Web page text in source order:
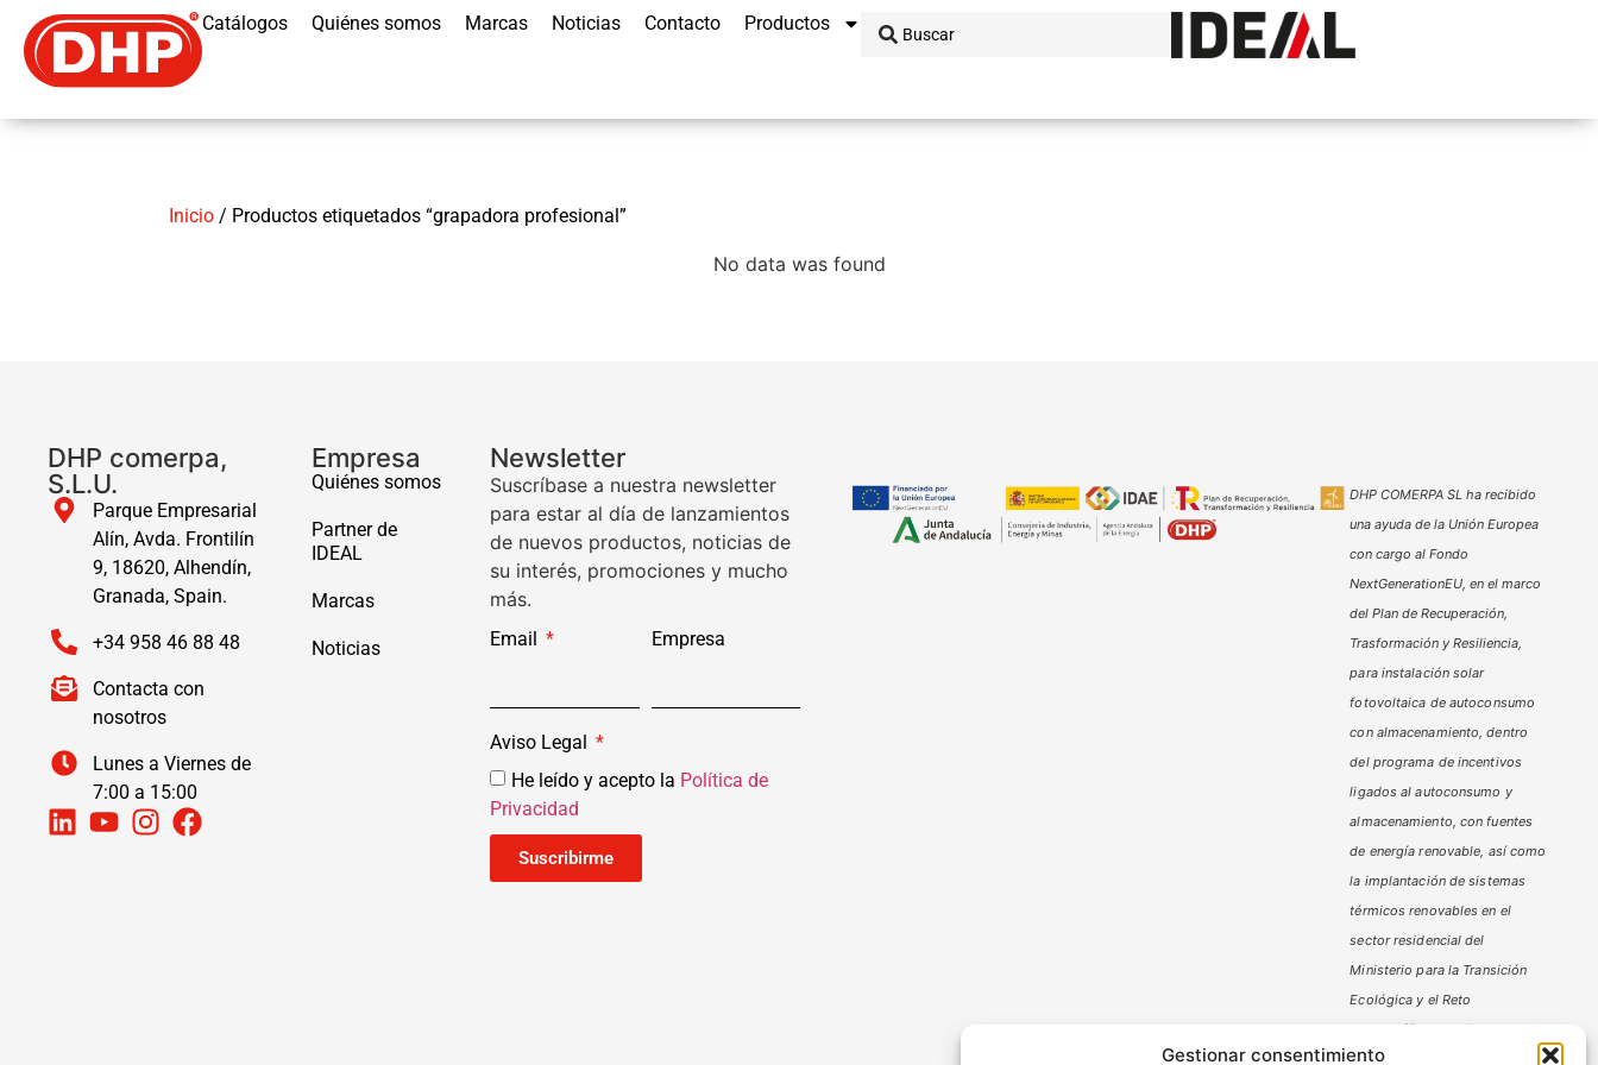
Gestionar consentimiento
Catálogos Quiénes somos Marcas Noticias Contacto Productos
Inicio / Productos etiquetados “grapadora profesional”
No data was found
DHP comerpa,
S.L.U.
Parque Empresarial
Alín, Avda. Frontilín
9, 18620, Alhendín,
Granada, Spain.
+34 958 46 88 48
Contacta con
nosotros
Lunes a Viernes de
7:00 a 15:00
Empresa
Quiénes somos
Partner de
IDEAL
Marcas
Noticias
Newsletter
Suscríbase a nuestra newsletter
para estar al día de lanzamientos
de nuevos productos, noticias de
su interés, promociones y mucho
más.
Email Empresa
Aviso Legal
He leído y acepto la Política de
Privacidad
Suscribirme
DHP COMERPA SL ha recibido
una ayuda de la Unión Europea
con cargo al Fondo
NextGenerationEU, en el marco
del Plan de Recuperación,
Trasformación y Resiliencia,
para instalación solar
fotovoltaica de autoconsumo
con almacenamiento, dentro
del programa de incentivos
ligados al autoconsumo y
almacenamiento, con fuentes
de energía renovable, así como
la implantación de sistemas
térmicos renovables en el
sector residencial del
Ministerio para la Transición
Ecológica y el Reto
Demográfico,
gestionado por
la Junta de Andalucía, a través